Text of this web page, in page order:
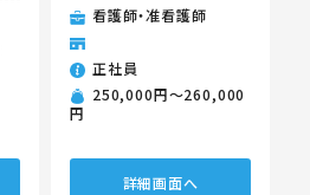
看護師・准看護師
正社員
250,000円〜260,000
円
詳細画面へ